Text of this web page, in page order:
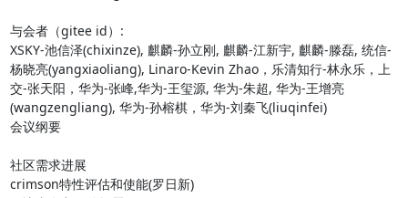
与会者（gitee id）:
XSKY-池信泽(chixinze), 麒麟-孙立刚, 麒麟-江新宇, 麒麟-滕磊, 统信-
杨晓亮(yangxiaoliang), Linaro-Kevin Zhao，乐清知行-林永乐，上
交-张天阳，华为-张峰,华为-王玺源, 华为-朱超, 华为-王增亮
(wangzengliang), 华为-孙榕棋，华为-刘秦飞(liuqinfei)
会议纲要
社区需求进展
crimson特性评估和使能(罗日新)